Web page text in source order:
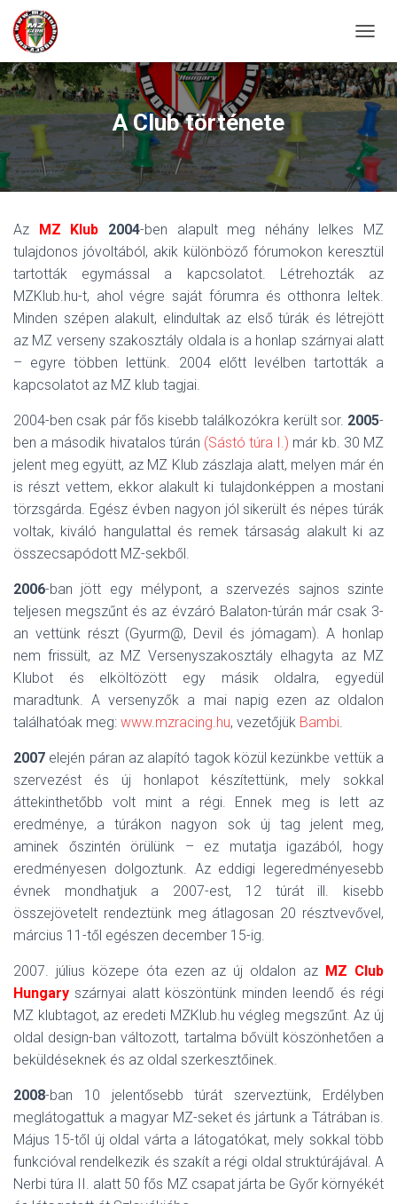
A
V
I
G
C
I
Ó
S
Z
Z
Á
R
S
A
A Club története
Az MZ Klub 2004-ben alapult meg néhány lelkes MZ
tulajdonos jóvoltából, akik különböző fórumokon keresztül
tartották egymással a kapcsolatot. Létrehozták az
MZKlub.hu-t, ahol végre saját fórumra és otthonra leltek.
Minden szépen alakult, elindultak az első túrák és létrejött
az MZ verseny szakosztály oldala is a honlap szárnyai alatt
– egyre többen lettünk. 2004 előtt levélben tartották a
kapcsolatot az MZ klub tagjai.
2004-ben csak pár fős kisebb találkozókra került sor. 2005-
ben a második hivatalos túrán (Sástó túra I.) már kb. 30 MZ
jelent meg együtt, az MZ Klub zászlaja alatt, melyen már én
is részt vettem, ekkor alakult ki tulajdonképpen a mostani
törzsgárda. Egész évben nagyon jól sikerült és népes túrák
voltak, kiváló hangulattal és remek társaság alakult ki az
összecsapódott MZ-sekből.
2006-ban jött egy mélypont, a szervezés sajnos szinte
teljesen megszűnt és az évzáró Balaton-túrán már csak 3-
an vettünk részt (Gyurm@, Devil és jómagam). A honlap
nem frissült, az MZ Versenyszakosztály elhagyta az MZ
Klubot és elköltözött egy másik oldalra, egyedül
maradtunk. A versenyzők a mai napig ezen az oldalon
találhatóak meg: www.mzracing.hu, vezetőjük Bambi.
2007 elején páran az alapító tagok közül kezünkbe vettük a
szervezést és új honlapot készítettünk, mely sokkal
áttekinthetőbb volt mint a régi. Ennek meg is lett az
eredménye, a túrákon nagyon sok új tag jelent meg,
aminek őszintén örülünk – ez mutatja igazából, hogy
eredményesen dolgoztunk. Az eddigi legeredményesebb
évnek mondhatjuk a 2007-est, 12 túrát ill. kisebb
összejövetelt rendeztünk meg átlagosan 20 résztvevővel,
március 11-től egészen december 15-ig.
2007. július közepe óta ezen az új oldalon az MZ Club
Hungary szárnyai alatt köszöntünk minden leendő és régi
MZ klubtagot, az eredeti MZKlub.hu végleg megszűnt. Az új
oldal design-ban változott, tartalma bővült köszönhetően a
beküldéseknek és az oldal szerkesztőinek.
2008-ban 10 jelentősebb túrát szerveztünk, Erdélyben
meglátogattuk a magyar MZ-seket és jártunk a Tátrában is.
Május 15-től új oldal várta a látogatókat, mely sokkal több
funkcióval rendelkezik és szakít a régi oldal struktúrájával. A
Nerbi túra II. alatt 50 fős MZ csapat járta be Győr környékét